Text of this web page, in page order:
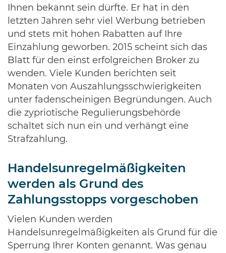
Ihnen bekannt sein dürfte. Er hat in den
letzten Jahren sehr viel Werbung betrieben
und stets mit hohen Rabatten auf Ihre
Einzahlung geworben. 2015 scheint sich das
Blatt für den einst erfolgreichen Broker zu
wenden. Viele Kunden berichten seit
Monaten von Auszahlungsschwierigkeiten
unter fadenscheinigen Begründungen. Auch
die zypriotische Regulierungsbehörde
schaltet sich nun ein und verhängt eine
Strafzahlung.
Handelsunregelmäßigkeiten
werden als Grund des
Zahlungsstopps vorgeschoben
Vielen Kunden werden
Handelsunregelmäßigkeiten als Grund für die
Sperrung Ihrer Konten genannt. Was genau